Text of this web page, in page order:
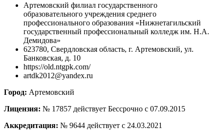
Артемовский филиал государственного
образовательного учреждения среднего
профессионального образования «Нижнетагильский
государственный профессиональный колледж им. Н.А.
Демидова»
623780, Свердловская область, г. Артемовский, ул.
Банковская, д. 10
https://old.ntgpk.com/
artdk2012@yandex.ru
Город: Артемовский
Лицензия: № 17857 действует Бессрочно с 07.09.2015
Аккредитация: № 9644 действует с 24.03.2021